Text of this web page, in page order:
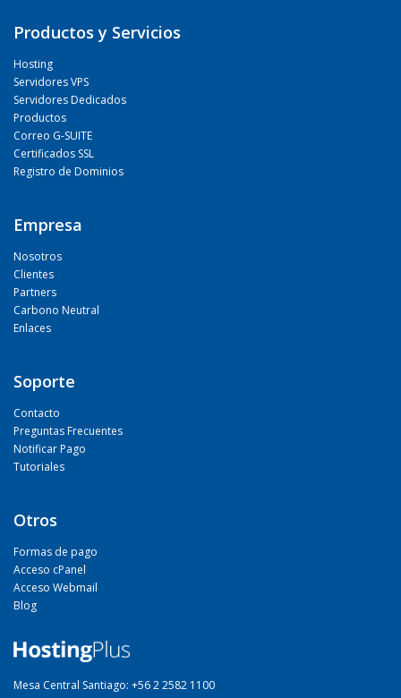
Productos y Servicios
Hosting
Servidores VPS
Servidores Dedicados
Productos
Correo G-SUITE
Certificados SSL
Registro de Dominios
Empresa
Nosotros
Clientes
Partners
Carbono Neutral
Enlaces
Soporte
Contacto
Preguntas Frecuentes
Notificar Pago
Tutoriales
Otros
Formas de pago
Acceso cPanel
Acceso Webmail
Blog
Mesa Central Santiago: +56 2 2582 1100